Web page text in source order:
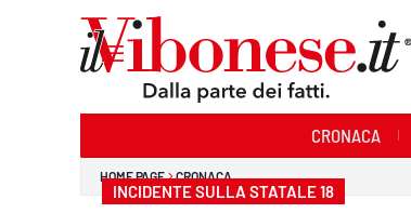
CRONACA
HOME PAGE CRONACA
INCIDENTE SULLA STATALE 18